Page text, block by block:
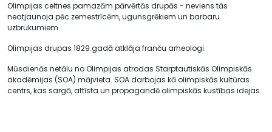
Olimpijas celtnes pamazām pārvērtās drupās - neviens tās
neatjaunoja pēc zemestrīcēm, ugunsgrēkiem un barbaru
uzbrukumiem.
Olimpijas drupas 1829.gadā atklāja franču arheologi.
Mūsdienās netālu no Olimpijas atrodas Starptautiskās Olimpiskās
akadēmijas (SOA) mājvieta. SOA darbojas kā olimpiskās kultūras
centrs, kas sargā, attīsta un propagandē olimpiskās kustības idejas.